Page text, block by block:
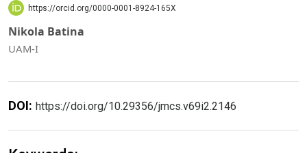
https://orcid.org/0000-0001-8924-165X
Nikola Batina
UAM-I
DOI: https://doi.org/10.29356/jmcs.v69i2.2146